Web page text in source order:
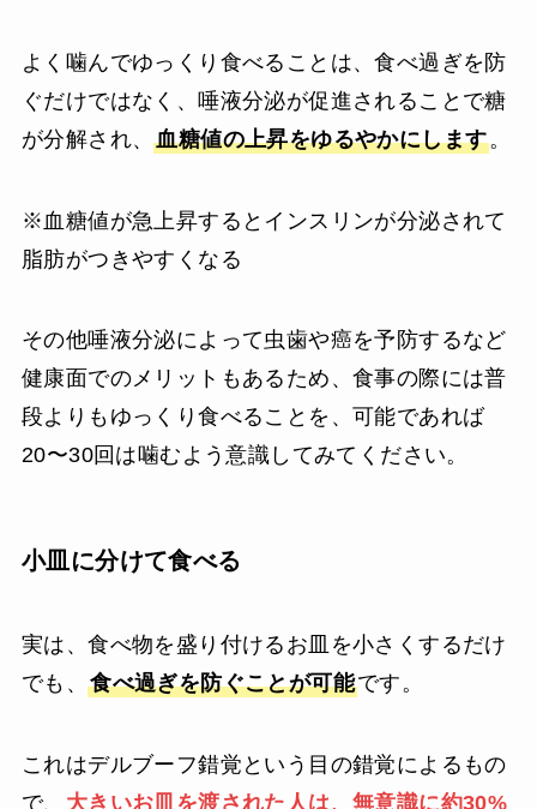
よく噛んでゆっくり食べることは、食べ過ぎを防
ぐだけではなく、唾液分泌が促進されることで糖
が分解され、血糖値の上昇をゆるやかにします。
※血糖値が急上昇するとインスリンが分泌されて
脂肪がつきやすくなる
その他唾液分泌によって虫歯や癌を予防するなど
健康面でのメリットもあるため、食事の際には普
段よりもゆっくり食べることを、可能であれば
20〜30回は噛むよう意識してみてください。
小皿に分けて食べる
実は、食べ物を盛り付けるお皿を小さくするだけ
でも、食べ過ぎを防ぐことが可能です。
これはデルブーフ錯覚という目の錯覚によるもの
で、 大きいお皿を渡された人は、無意識に約30%